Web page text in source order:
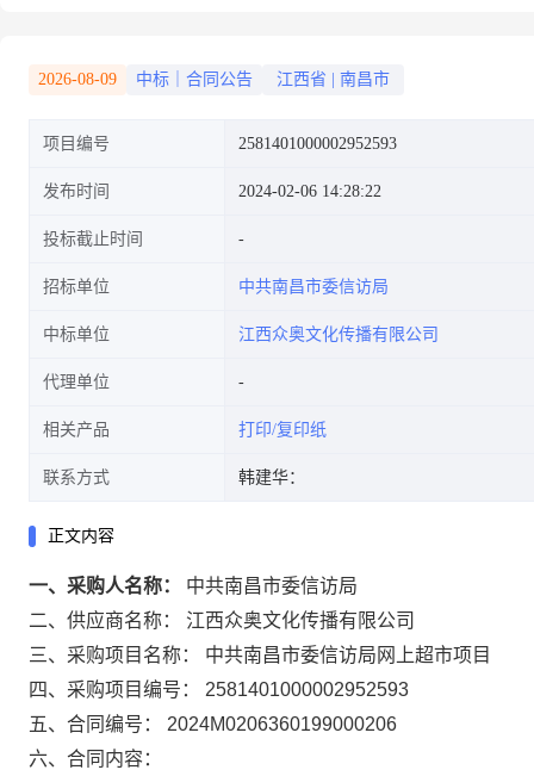
2026-08-09 中标｜合同公告 江西省 南昌市
项目编号 2581401000002952593
发布时间 2024-02-06 14:28:22
投标截止时间
招标单位 中共南昌市委信访局
中标单位 江西众奥文化传播有限公司
代理单位
相关产品 打印/复印纸
联系方式 韩建华：
正文内容
一、采购人名称：
中共南昌市委信访局
二、供应商名称：
江西众奥文化传播有限公司
三、采购项目名称：
中共南昌市委信访局网上超市项目
四、采购项目编号：
2581401000002952593
五、合同编号：
2024M0206360199000206
六、合同内容：